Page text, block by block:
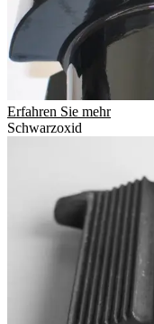
Erfahren Sie mehr
Schwarzoxid